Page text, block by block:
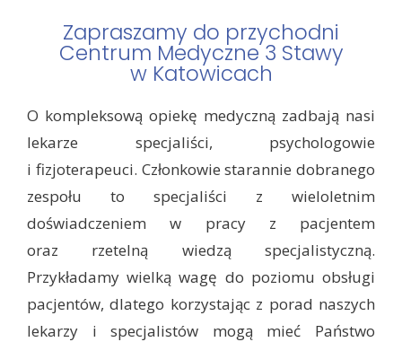
Zapraszamy do przychodni
Centrum Medyczne 3 Stawy
w Katowicach
O kompleksową opiekę medyczną zadbają nasi
lekarze specjaliści, psychologowie
i fizjoterapeuci. Członkowie starannie dobranego
zespołu to specjaliści z wieloletnim
doświadczeniem w pracy z pacjentem
oraz rzetelną wiedzą specjalistyczną.
Przykładamy wielką wagę do poziomu obsługi
pacjentów, dlatego korzystając z porad naszych
lekarzy i specjalistów mogą mieć Państwo